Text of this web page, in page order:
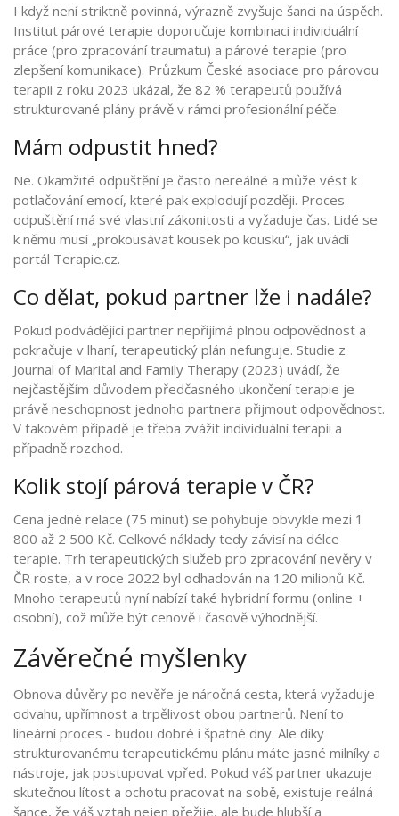
I když není striktně povinná, výrazně zvyšuje šanci na úspěch.
Institut párové terapie doporučuje kombinaci individuální
práce (pro zpracování traumatu) a párové terapie (pro
zlepšení komunikace). Průzkum České asociace pro párovou
terapii z roku 2023 ukázal, že 82 % terapeutů používá
strukturované plány právě v rámci profesionální péče.
Mám odpustit hned?
Ne. Okamžité odpuštění je často nereálné a může vést k
potlačování emocí, které pak explodují později. Proces
odpuštění má své vlastní zákonitosti a vyžaduje čas. Lidé se
k němu musí „prokousávat kousek po kousku“, jak uvádí
portál Terapie.cz.
Co dělat, pokud partner lže i nadále?
Pokud podvádějící partner nepřijímá plnou odpovědnost a
pokračuje v lhaní, terapeutický plán nefunguje. Studie z
Journal of Marital and Family Therapy (2023) uvádí, že
nejčastějším důvodem předčasného ukončení terapie je
právě neschopnost jednoho partnera přijmout odpovědnost.
V takovém případě je třeba zvážit individuální terapii a
případně rozchod.
Kolik stojí párová terapie v ČR?
Cena jedné relace (75 minut) se pohybuje obvykle mezi 1
800 až 2 500 Kč. Celkové náklady tedy závisí na délce
terapie. Trh terapeutických služeb pro zpracování nevěry v
ČR roste, a v roce 2022 byl odhadován na 120 milionů Kč.
Mnoho terapeutů nyní nabízí také hybridní formu (online +
osobní), což může být cenově i časově výhodnější.
Závěrečné myšlenky
Obnova důvěry po nevěře je náročná cesta, která vyžaduje
odvahu, upřímnost a trpělivost obou partnerů. Není to
lineární proces - budou dobré i špatné dny. Ale díky
strukturovanému terapeutickému plánu máte jasné milníky a
nástroje, jak postupovat vpřed. Pokud váš partner ukazuje
skutečnou lítost a ochotu pracovat na sobě, existuje reálná
šance, že váš vztah nejen přežije, ale bude hlubší a